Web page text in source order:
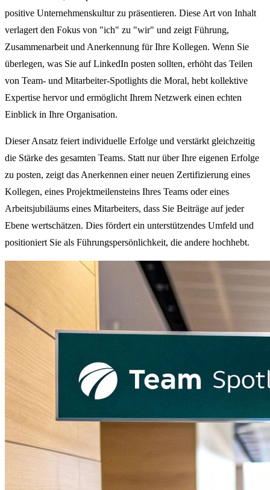
positive Unternehmenskultur zu präsentieren. Diese Art von Inhalt
verlagert den Fokus von "ich" zu "wir" und zeigt Führung,
Zusammenarbeit und Anerkennung für Ihre Kollegen. Wenn Sie
überlegen, was Sie auf LinkedIn posten sollten, erhöht das Teilen
von Team- und Mitarbeiter-Spotlights die Moral, hebt kollektive
Expertise hervor und ermöglicht Ihrem Netzwerk einen echten
Einblick in Ihre Organisation.
Dieser Ansatz feiert individuelle Erfolge und verstärkt gleichzeitig
die Stärke des gesamten Teams. Statt nur über Ihre eigenen Erfolge
zu posten, zeigt das Anerkennen einer neuen Zertifizierung eines
Kollegen, eines Projektmeilensteins Ihres Teams oder eines
Arbeitsjubiläums eines Mitarbeiters, dass Sie Beiträge auf jeder
Ebene wertschätzen. Dies fördert ein unterstützendes Umfeld und
positioniert Sie als Führungspersönlichkeit, die andere hochhebt.